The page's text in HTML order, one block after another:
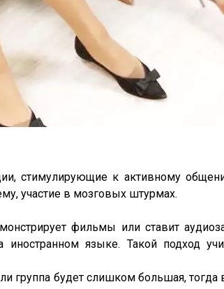
стимулирующие к активному
участие в мозговых штурмах.
фильмы или ставит
языке. Такой подход
группа будет слишком большая, тогда